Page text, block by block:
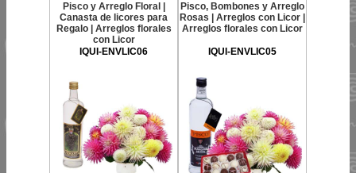
Pisco y Arreglo Floral |
Canasta de licores para
Regalo | Arreglos florales
con Licor
IQUI-ENVLIC06
Pisco, Bombones y Arreglo
Rosas | Arreglos con Licor |
Arreglos florales con Licor
IQUI-ENVLIC05